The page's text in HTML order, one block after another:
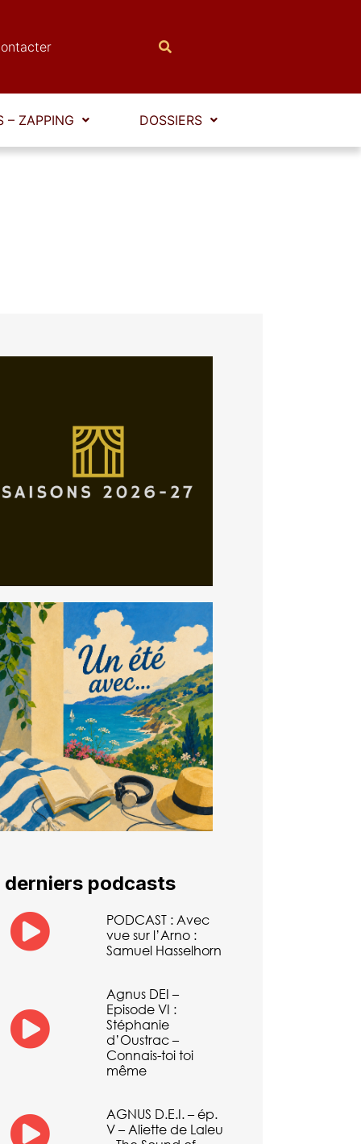
– ZAPPING DOSSIERS
derniers podcasts
PODCAST : Avec
vue sur l’Arno :
Samuel Hasselhorn
Agnus DEI –
Episode VI :
Stéphanie
d’Oustrac –
Connais-toi toi
même
AGNUS D.E.I. – ép.
V – Aliette de Laleu